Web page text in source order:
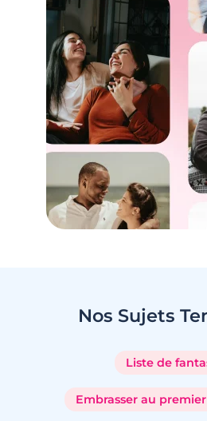
1 minutes
Week-end
Lire l'article
Nos Sujets
Liste de
Embrasser au